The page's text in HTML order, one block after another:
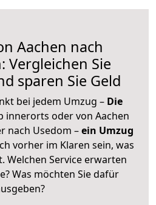
Aachen nach
Vergleichen Sie
sparen Sie Geld
bei jedem Umzug – Die
innerorts oder von Aachen
nach Usedom –ein Umzug
vorher im Klaren sein, was
Welchen Service erwarten
Was möchten Sie dafür